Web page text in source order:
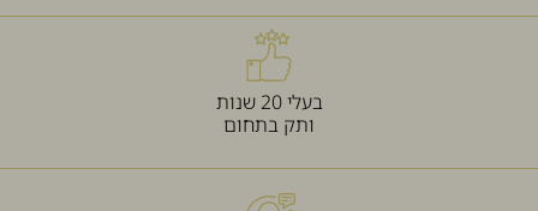
בעלי 20 שנות
ותק בתחום